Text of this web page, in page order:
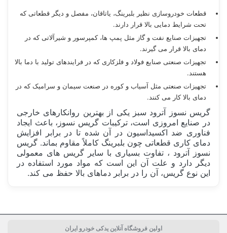
قطعات خودروسازی نظیر بلبرینگ، یاتاقان، مفصل و دیگر قطعاتی که
تحت شرایط دمایی بالا قرار دارند.
تجهیزات صنایع نفت و گاز مثل پمپ ها، کمپرسور و شیرآلاتی که در
دمای بالا قرار می گیرند.
تجهیزات صنعتی صنایع فولاد و فلزکاری که در فرایندهای تولید با دما بالا
هستند.
تجهیزات صنعتی مثل آسیاب و کوره در صنعت سیمان و سرامیک که در
دمای بالا کار می کنند.
گریس نسوز آترود سبز یکی از بهترین روانکارهای خارجی
در صنایع امروزی است، ترکیبات گریس نسوز، باعث ایجاد
فناوری ضد اکسیداسیون در آن شده تا در برابر افزایش
دمای کاری قطعاتی چون بلبرینگ کاملاً مقاوم بماند. گریس
نسوز آترود ، تفاوت بسیاری با سایر گریس های معمولی
دیگر دارد و علت آن این است که مواد مورد استفاده در
این نوع گریس، آن را در برابر دماهای بالا حفظ می کند.
اولین فروشگاه آنلاین یدکی خودرو ایران